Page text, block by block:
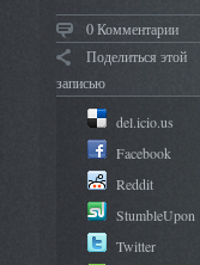
0 Комментарии
Поделиться этой
записью
del.icio.us
Facebook
Reddit
StumbleUpon
Twitter